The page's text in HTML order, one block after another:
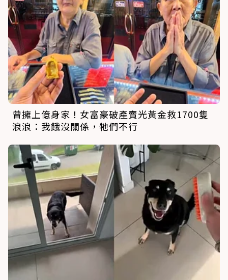
曾擁上億身家！女富豪破產賣光黃金救1700隻
浪浪：我餓沒關係，牠們不行